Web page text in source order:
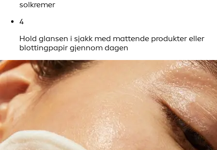
solkremer
4
Hold glansen i sjakk med mattende produkter eller
blottingpapir gjennom dagen